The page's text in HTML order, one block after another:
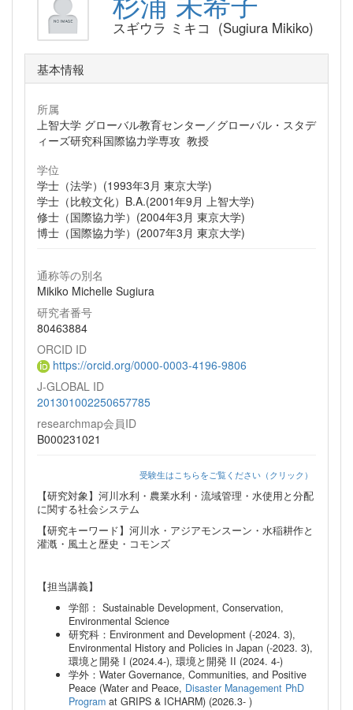
スギウラ ミキコ (Sugiura Mikiko)
基本情報
所属
上智大学 グローバル教育センター／グローバル・スタデ
ィーズ研究科国際協力学専攻 教授
学位
学士（法学）(1993年3月 東京大学)
学士（比較文化）B.A.(2001年9月 上智大学)
修士（国際協力学）(2004年3月 東京大学)
博士（国際協力学）(2007年3月 東京大学)
通称等の別名
Mikiko Michelle Sugiura
研究者番号
80463884
ORCID ID
https://orcid.org/0000-0003-4196-9806
J-GLOBAL ID
201301002250657785
researchmap会員ID
B000231021
受験生はこちらをご覧ください（クリック）
【研究対象】河川水利・農業水利・流域管理・水使用と分配
に関する社会システム
【研究キーワード】河川水・アジアモンスーン・水稲耕作と
灌漑・風土と歴史・コモンズ
【担当講義】
学部： Sustainable Development, Conservation,
Environmental Science
研究科：Environment and Development (-2024. 3),
Environmental History and Policies in Japan (-2023. 3),
環境と開発 I (2024.4-), 環境と開発 II (2024. 4-)
学外：Water Governance, Communities, and Positive
Peace (Water and Peace, Disaster Management PhD
Program at GRIPS & ICHARM) (2026.3- )